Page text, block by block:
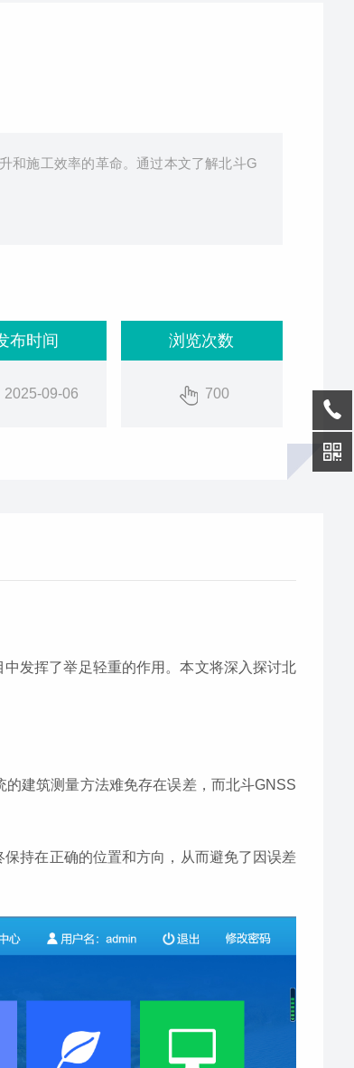
和施工效率的革命。通过本文了解北斗G
布时间
2025-09-06
浏览次数
700
发挥了举足轻重的作用。本文将深入探讨北
建筑测量方法难免存在误差，而北斗GNSS
持在正确的位置和方向，从而避免了因误差